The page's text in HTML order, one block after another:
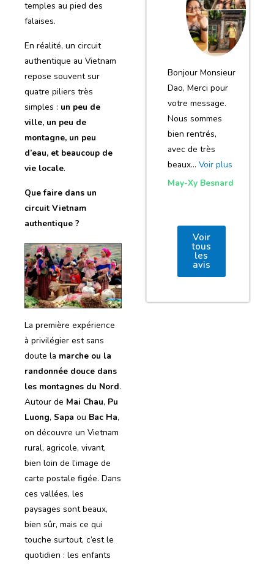
temples au pied des
falaises.
En réalité, un circuit
authentique au Vietnam
repose souvent sur
quatre piliers très
simples : un peu de
ville, un peu de
montagne, un peu
d’eau, et beaucoup de
vie locale.
Que faire dans un
circuit Vietnam
authentique ?
La première expérience
à privilégier est sans
doute la marche ou la
randonnée douce dans
les montagnes du Nord.
Autour de Mai Chau, Pu
Luong, Sapa ou Bac Ha,
on découvre un Vietnam
rural, agricole, vivant,
bien loin de l’image de
carte postale figée. Dans
ces vallées, les
paysages sont beaux,
bien sûr, mais ce qui
touche surtout, c’est le
quotidien : les enfants
notre voyage
et de votre
agence
Bonjour Monsieur
Dao, Merci pour
votre message.
Nous sommes
bien rentrés,
avec de très
beaux… Voir plus
May-Xy Besnard
Voir
tous
les
avis